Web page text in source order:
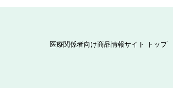
医療関係者向け商品情報サイト トップ